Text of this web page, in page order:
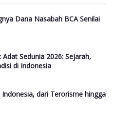
Dana Nasabah BCA Senilai
Sedunia 2026: Sejarah,
di Indonesia
Indonesia, dari Terorisme hingga